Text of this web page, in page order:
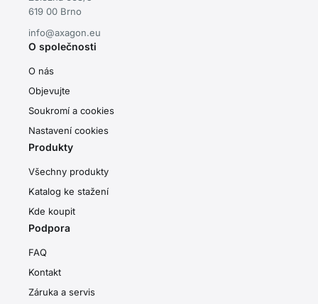
619 00 Brno
info@axagon.eu
O společnosti
O nás
Objevujte
Soukromí a cookies
Nastavení cookies
Produkty
Všechny produkty
Katalog ke stažení
Kde koupit
Podpora
FAQ
Kontakt
Záruka a servis